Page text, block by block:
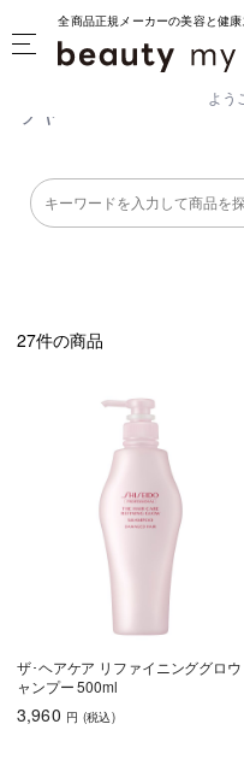
全商品正規メーカーの美容と健
よう
ツヤ
乾燥・パサつき
頭皮が脂っぽい
うねり・くせ毛
育毛
しっとり
27件の商品
ザ･ヘアケア リファイニンググロウ
ャンプー 500ml
3,960 円 (税込)